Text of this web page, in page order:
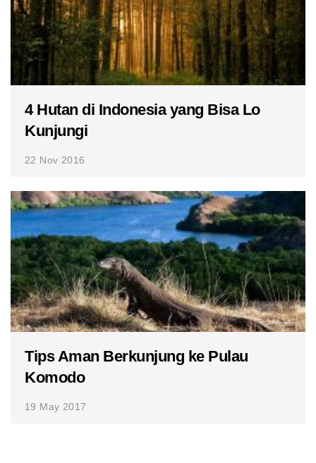
4 Hutan di Indonesia yang Bisa Lo
Kunjungi
22 Nov 2016
Tips Aman Berkunjung ke Pulau
Komodo
19 May 2017